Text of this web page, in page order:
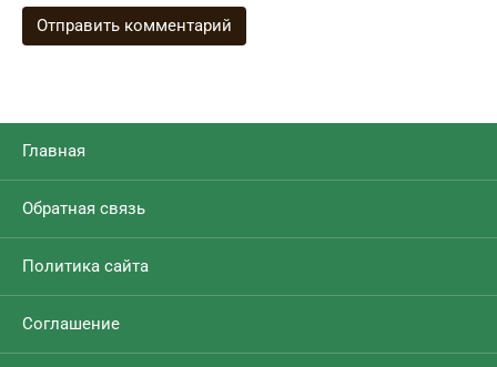
Главная
Обратная связь
Политика сайта
Соглашение